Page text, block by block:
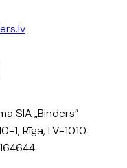
SIA „Binders”
1, Rīga, LV-1010